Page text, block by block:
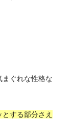
ぐれな性格な
する部分さえ